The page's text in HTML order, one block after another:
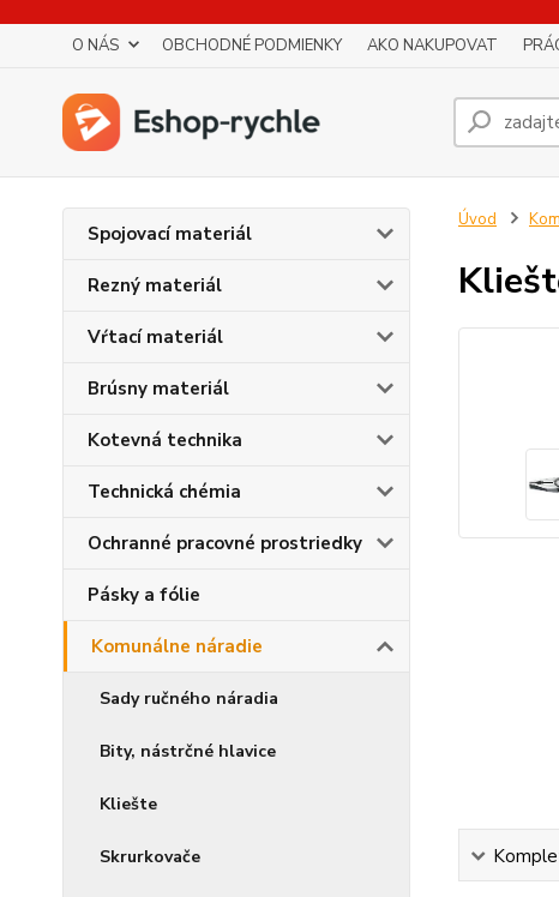
O NÁS OBCHODNÉ PODMIENKY AKO NAKUPOVAT
Spojovací materiál
Rezný materiál
Vŕtací materiál
Brúsny materiál
Kotevná technika
Technická chémia
Ochranné pracovné prostriedky
Pásky a fólie
Komunálne náradie
Sady ručného náradia
Bity, nástrčné hlavice
Kliešte
Skrurkovače
Úvod